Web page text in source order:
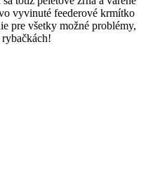
vyvinuté feederové krmítko
pre všetky možné problémy,